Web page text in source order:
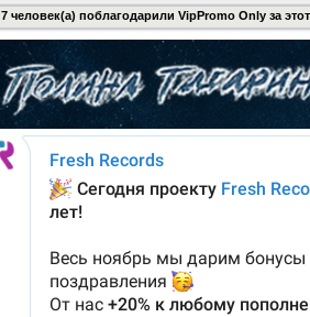
7 человек(а) поблагодарили VipPromo Only за